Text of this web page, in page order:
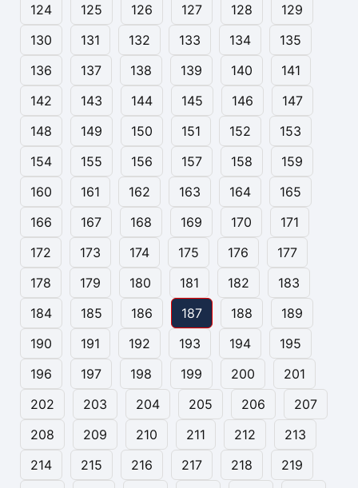
124
125 126 127 128
129
130
131 132 133 134
135
136
137 138 139 140
141
142
143 144 145 146
147
148
149 150 151 152
153
154
155 156 157 158
159
160
161 162 163 164
165
166
167 168 169 170
171
172
173 174 175 176
177
178
179 180 181 182
183
184
185 186 187 188
189
190
191 192 193 194
195
196
197 198 199 200
201
202
203 204 205 206
207
208
209 210 211 212
213
214
215 216 217 218
219